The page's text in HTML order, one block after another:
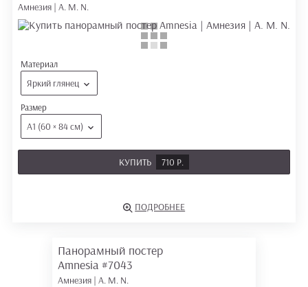
Амнезия | A. M. N.
Материал
Яркий глянец
Размер
А1 (60 × 84 см)
КУПИТЬ 710 Р.
ПОДРОБНЕЕ
Панорамный постер
Amnesia #7043
Амнезия | A. M. N.